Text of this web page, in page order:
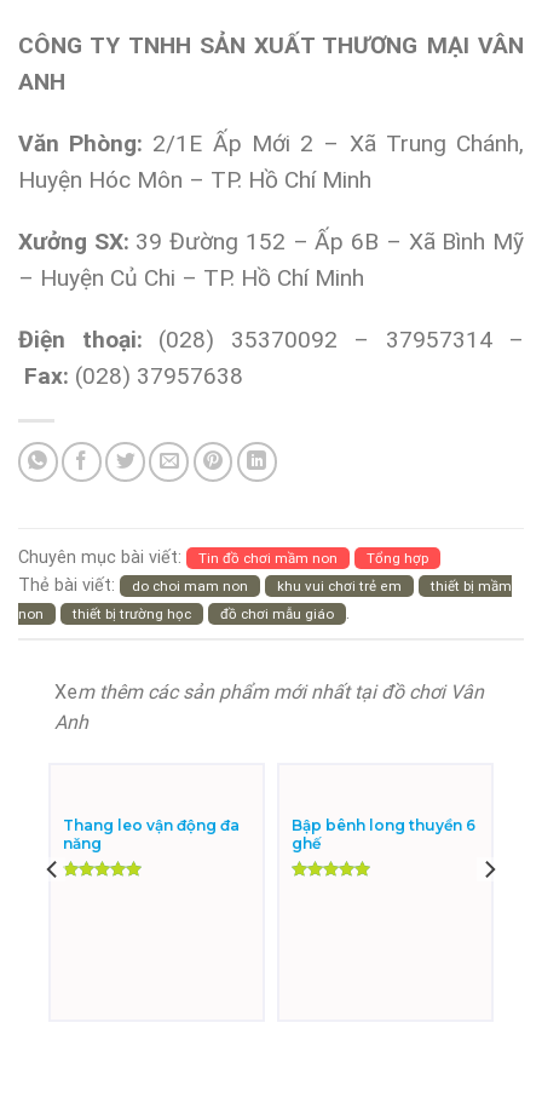
CÔNG TY TNHH SẢN XUẤT THƯƠNG MẠI VÂN
ANH
Văn Phòng: 2/1E Ấp Mới 2 – Xã Trung Chánh,
Huyện Hóc Môn – TP. Hồ Chí Minh
Xưởng SX: 39 Đường 152 – Ấp 6B – Xã Bình Mỹ
– Huyện Củ Chi – TP. Hồ Chí Minh
Điện thoại: (028) 35370092 – 37957314 –
Fax: (028) 37957638
Chuyên mục bài viết: Tin đồ chơi mầm non Tổng hợp
Thẻ bài viết: do choi mam non khu vui chơi trẻ em
thiết bị mầm
non
thiết bị trường học đồ chơi mẫu giáo .
Xem thêm các sản phẩm mới nhất tại đồ chơi Vân
Anh
Thang leo vận động đa
năng
Bập bênh long thuyền 6
ghế